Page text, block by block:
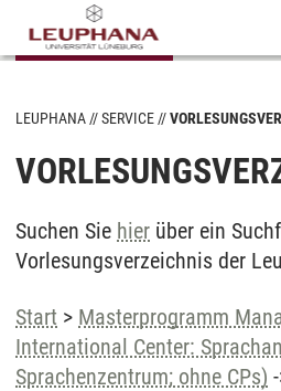
LEUPHANA SERVICE
Suchen Sie hier über ein
Vorlesungsverzeichnis der
Start > Masterprogramm
International Center:
Sprachenzentrum; ohne CPs)